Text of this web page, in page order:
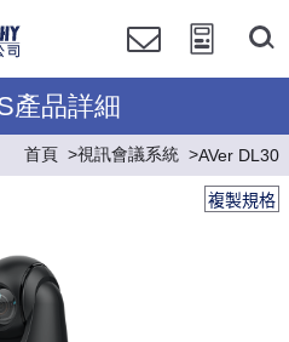
產品詳細
首頁 視訊會議系統 AVer DL30
複製規格